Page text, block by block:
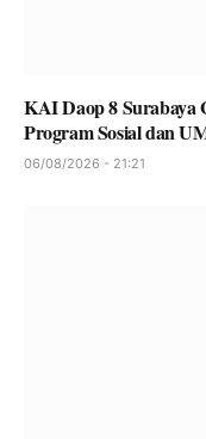
KAI Daop 8 Surabaya
Program Sosial dan
06/08/2026 - 21:21